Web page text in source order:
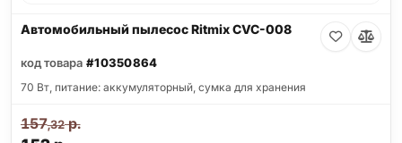
Автомобильный пылесос Ritmix CVC-008
код товара #10350864
70 Вт, питание: аккумуляторный, сумка для хранения
157,32р.